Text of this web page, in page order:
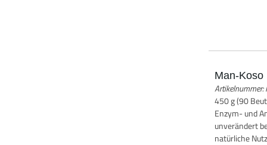
Man-Koso
450 g (90
Enzym- und
unverändert
natürliche